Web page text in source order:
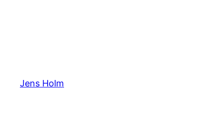
Jens Holm